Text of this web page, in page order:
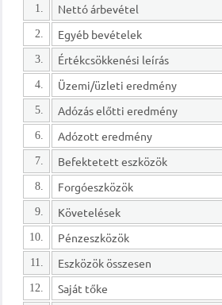
1. Nettó árbevétel
2. Egyéb bevételek
3. Értékcsökkenési leírás
4. Üzemi/üzleti eredmény
5. Adózás előtti eredmény
6. Adózott eredmény
7. Befektetett eszközök
8. Forgóeszközök
9. Követelések
10. Pénzeszközök
11. Eszközök összesen
12. Saját tőke